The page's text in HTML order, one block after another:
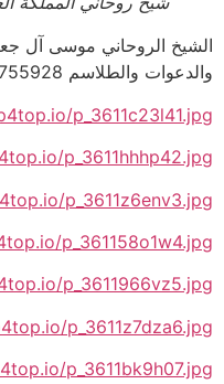
الشيخ الروحاني موسى آل
والدعوات والطلاسم 0033756755928
p_3611c23l41.jpg
p_3611hhhp42.jpg
p_3611z6env3.jpg
p_361158o1w4.jpg
p_3611966vz5.jpg
p_3611z7dza6.jpg
p_3611bk9h07.jpg